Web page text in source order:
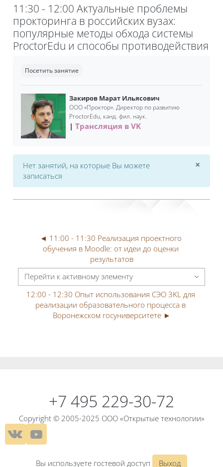
11:30 - 12:00 Актуальные проблемы
прокторинга в российских вузах:
популярные методы обхода системы
ProctorEdu и способы противодействия
Посетить занятие
Закиров Марат Ильясович
ООО «Проктор». Директор по развитию
ProctorEdu, канд. фил. наук.
Трансляция в VK
Нет занятий, на которые Вы можете
записаться
×
◄ 11:00 - 11:30 Реализация проектного
обучения в Moodle: от идеи до оценки
результатов
Перейти к активному элементу
12:00 - 12:30 Опыт использования СЭО 3KL для
реализации образовательного процесса в
Воронежском госуниверситете ►
+7 495 229-30-72
Copyright © 2005-2025 ООО «Открытые технологии»
Вы используете гостевой доступ Выход